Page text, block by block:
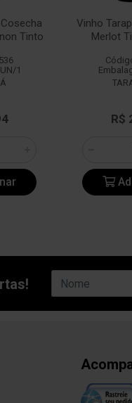
Tinto
1
Vinho
Merlot
R$